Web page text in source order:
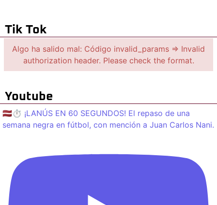
Tik Tok
Algo ha salido mal: Código invalid_params => Invalid
authorization header. Please check the format.
Youtube
🇱🇻⏱️ ¡LANÚS EN 60 SEGUNDOS! El repaso de una
semana negra en fútbol, con mención a Juan Carlos Nani.